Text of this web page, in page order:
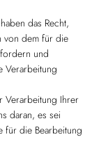
das Recht,
von dem für die
und
Verarbeitung
Verarbeitung Ihrer
daran, es sei
für die Bearbeitung